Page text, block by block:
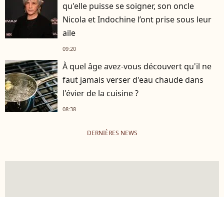
qu'elle puisse se soigner, son oncle
Nicola et Indochine l’ont prise sous leur
aile
09:20
À quel âge avez-vous découvert qu'il ne
faut jamais verser d'eau chaude dans
l'évier de la cuisine ?
08:38
DERNIÈRES NEWS